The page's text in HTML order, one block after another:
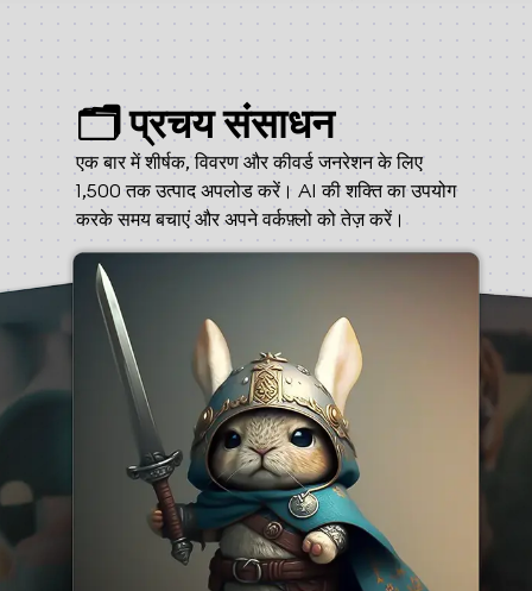
🗂️ प्रचय संसाधन
एक बार में शीर्षक, विवरण और कीवर्ड जनरेशन के लिए
1,500 तक उत्पाद अपलोड करें। AI की शक्ति का उपयोग
करके समय बचाएं और अपने वर्कफ़्लो को तेज़ करें।